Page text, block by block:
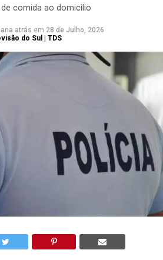
comida ao domicilio
atrás em 28 de Julho, 2026
do Sul | TDS